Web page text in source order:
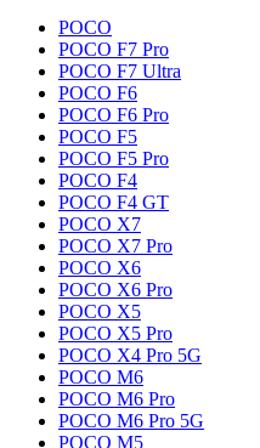
POCO
POCO F7 Pro
POCO F7 Ultra
POCO F6
POCO F6 Pro
POCO F5
POCO F5 Pro
POCO F4
POCO F4 GT
POCO X7
POCO X7 Pro
POCO X6
POCO X6 Pro
POCO X5
POCO X5 Pro
POCO X4 Pro 5G
POCO M6
POCO M6 Pro
POCO M6 Pro 5G
POCO M5